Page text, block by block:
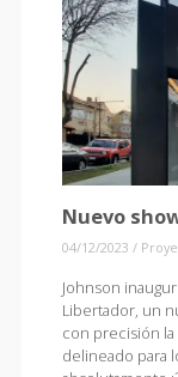
Nuevo
04/12/2023 /
Johnson
Libertador, un
con precisión la
delineado para